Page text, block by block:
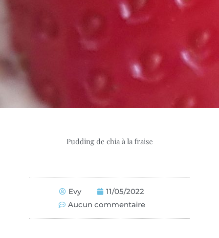
Pudding de chia à la fraise
Evy
11/05/2022
Aucun commentaire